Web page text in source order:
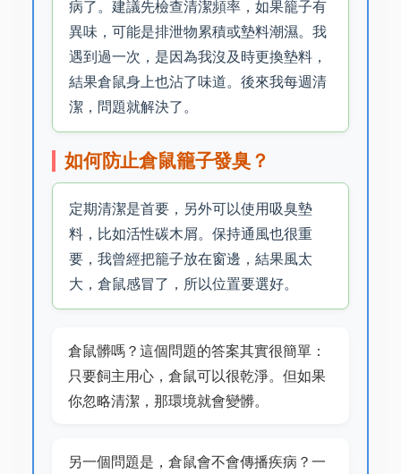
病了。建議先檢查清潔頻率，如果籠子有
異味，可能是排泄物累積或墊料潮濕。我
遇到過一次，是因為我沒及時更換墊料，
結果倉鼠身上也沾了味道。後來我每週清
潔，問題就解決了。
如何防止倉鼠籠子發臭？
定期清潔是首要，另外可以使用吸臭墊
料，比如活性碳木屑。保持通風也很重
要，我曾經把籠子放在窗邊，結果風太
大，倉鼠感冒了，所以位置要選好。
倉鼠髒嗎？這個問題的答案其實很簡單：
只要飼主用心，倉鼠可以很乾淨。但如果
你忽略清潔，那環境就會變髒。
另一個問題是，倉鼠會不會傳播疾病？一